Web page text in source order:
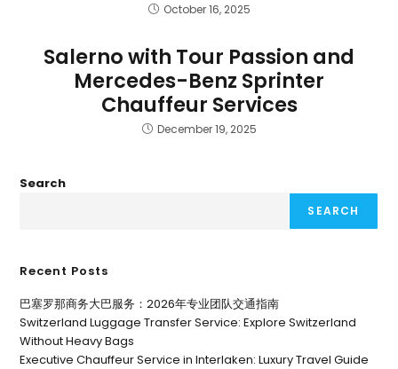
October 16, 2025
Salerno with Tour Passion and
Mercedes-Benz Sprinter
Chauffeur Services
December 19, 2025
Search
SEARCH
Recent Posts
巴塞罗那商务大巴服务：2026年专业团队交通指南
Switzerland Luggage Transfer Service: Explore Switzerland
Without Heavy Bags
Executive Chauffeur Service in Interlaken: Luxury Travel Guide